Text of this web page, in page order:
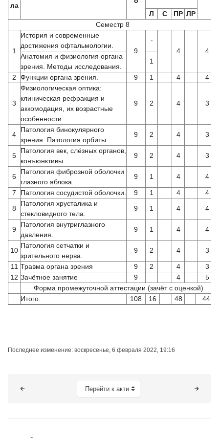
ла
Л С ПР ЛР
Семестр 8
1
История и современные
достижения офтальмологии.
9
-
4
4
Анатомия и физиология органа
зрения. Методы исследования.
1
2 Функции органа зрения. 9 1 4 4
3
Физиологическая оптика:
клиническая рефракция и
аккомодация, их возрастные
особенности.
9 2 4 3
4
Патология бинокулярного
зрения. Патология орбиты
9 2 4 3
5
Патология век, слёзных органов,
конъюнктивы.
9 2 4 3
6
Патология фиброзной оболочки
глазного яблока.
9 1 4 4
7 Патология сосудистой оболочки. 9 1 4
4
8
Патология хрусталика и
стекловидного тела.
9 1 4 4
9
Патология внутриглазного
давления.
9 1 4 4
10
Патология сетчатки и
зрительного нерва.
9 2 4 3
11 Травма органа зрения 9 2 4
3
12 Зачётное занятие 9 4
5
Форма промежуточной аттестации (зачёт с оценкой)
Итого:
108 16 48 44
Последнее изменение: воскресенье, 6 февраля 2022, 19:16
Перейти к активному элементу